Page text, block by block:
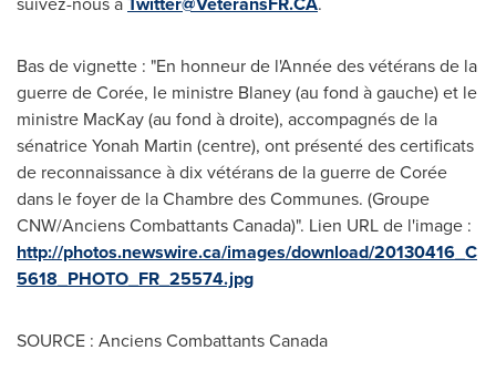
Bas de vignette : "En honneur de l'Année des vétérans de la
guerre de Corée, le ministre Blaney (au fond à gauche) et le
ministre MacKay (au fond à droite), accompagnés de la
sénatrice Yonah Martin (centre), ont présenté des certificats
de reconnaissance à dix vétérans de la guerre de Corée
dans le foyer de la Chambre des Communes. (Groupe
CNW/Anciens Combattants Canada)". Lien URL de l'image :
http://photos.newswire.ca/images/download/20130416_C
5618_PHOTO_FR_25574.jpg
SOURCE : Anciens Combattants Canada